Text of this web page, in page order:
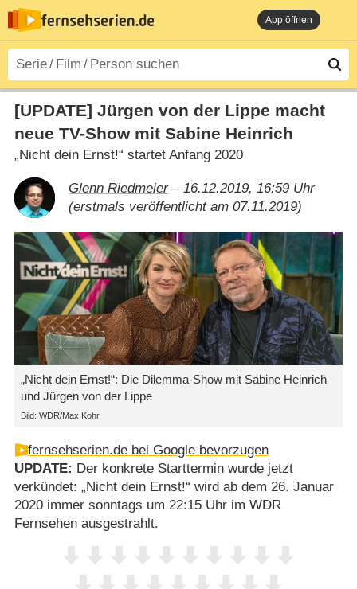
App öffnen
[UPDATE] Jürgen von der Lippe macht
neue TV-Show mit Sabine Heinrich
„Nicht dein Ernst!“ startet Anfang 2020
Glenn Riedmeier– 16.12.2019, 16:59 Uhr
(erstmals veröffentlicht am 07.11.2019)
„Nicht dein Ernst!“: Die Dilemma-Show mit Sabine Heinrich
und Jürgen von der Lippe
Bild: WDR/Max Kohr
fernsehserien.de bei Google bevorzugen
UPDATE: Der konkrete Starttermin wurde jetzt
verkündet: „Nicht dein Ernst!“ wird ab dem 26. Januar
2020 immer sonntags um 22:15 Uhr im WDR
Fernsehen ausgestrahlt.